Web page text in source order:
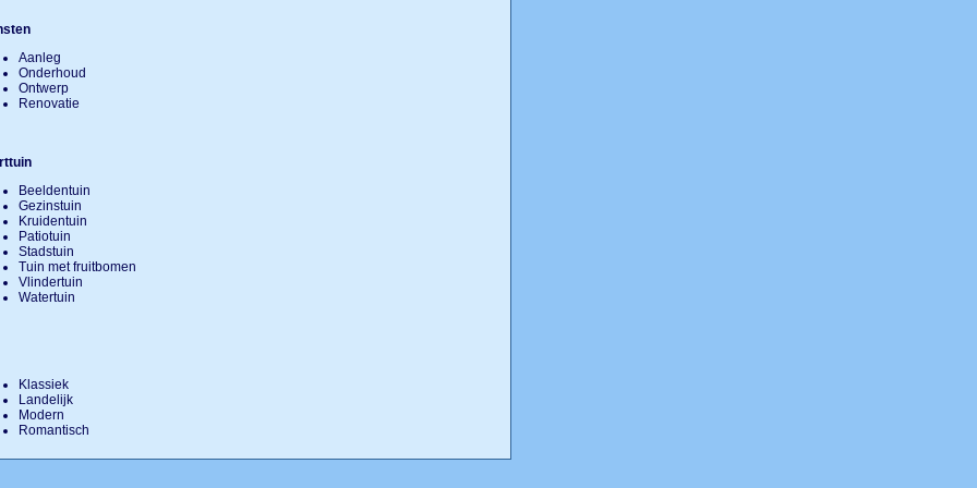
Aanleg
Onderhoud
Ontwerp
Renovatie
Beeldentuin
Gezinstuin
Kruidentuin
Patiotuin
Stadstuin
Tuin met fruitbomen
Vlindertuin
Watertuin
Klassiek
Landelijk
Modern
Romantisch